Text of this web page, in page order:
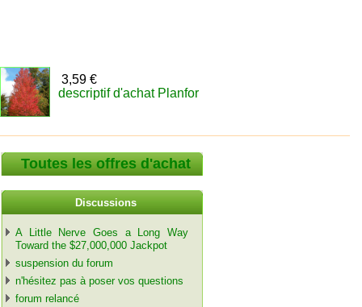
3,59 €
descriptif d'achat Planfor
Toutes les offres d'achat
Discussions
A Little Nerve Goes a Long Way
Toward the $27,000,000 Jackpot
suspension du forum
n'hésitez pas à poser vos questions
forum relancé